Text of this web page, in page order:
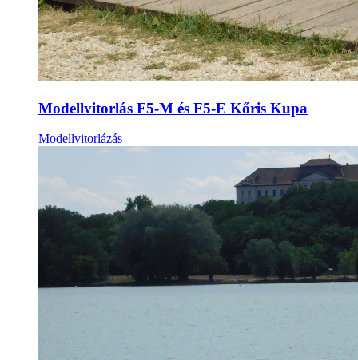
Modellvitorlás F5-M és F5-E Kőris Kupa
Modellvitorlázás